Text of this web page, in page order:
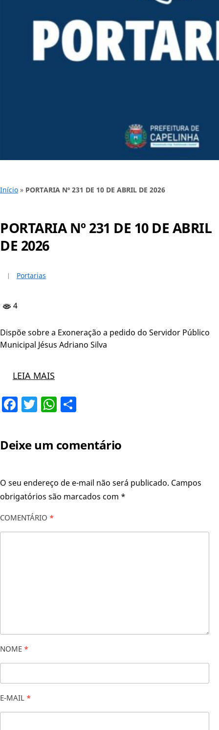
Início » PORTARIA Nº 231 DE 10 DE ABRIL DE 2026
PORTARIA Nº 231 DE 10 DE ABRIL
DE 2026
Portarias
4
Dispõe sobre a Exoneração a pedido do Servidor Público
Municipal Jésus Adriano Silva
LEIA MAIS
Facebook
TwitterWhatsApp
Deixe um comentário
O seu endereço de e-mail não será publicado. Campos
obrigatórios são marcados com *
COMENTÁRIO *
NOME *
E-MAIL *